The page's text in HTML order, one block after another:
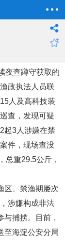
夜查蹲守获取的
政执法人员联
人及高科技装
查，发现可疑
起3人涉嫌在禁
件，现场查没
总重29.5公斤，
区、禁渔期屡次
涉嫌构成非法
捕捞。目前，
至海淀公安分局